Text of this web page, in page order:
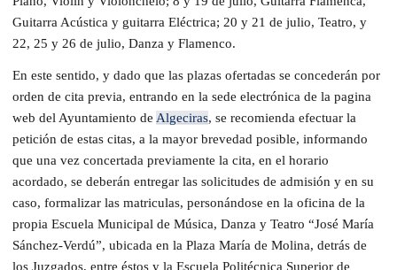
Guitarra Acústica y guitarra Eléctrica; 20 y 21 de julio, Teatro, y
22, 25 y 26 de julio, Danza y Flamenco.
En este sentido, y dado que las plazas ofertadas se concederán por
orden de cita previa, entrando en la sede electrónica de la pagina
web del Ayuntamiento de Algeciras, se recomienda efectuar la
petición de estas citas, a la mayor brevedad posible, informando
que una vez concertada previamente la cita, en el horario
acordado, se deberán entregar las solicitudes de admisión y en su
caso, formalizar las matriculas, personándose en la oficina de la
propia Escuela Municipal de Música, Danza y Teatro “José María
Sánchez-Verdú”, ubicada en la Plaza María de Molina, detrás de
los Juzgados, entre éstos y la Escuela Politécnica Superior de